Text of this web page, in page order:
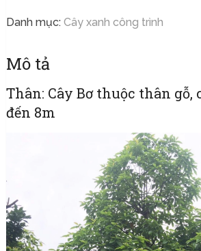
Danh mục: Cây xanh công trình
Mô tả
Thân: Cây Bơ thuộc thân gỗ,
đến 8m